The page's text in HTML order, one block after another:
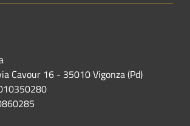
Cavour 16 - 35010 Vigonza (Pd)